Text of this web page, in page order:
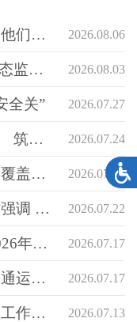
2026.08.06
申遗成功后的客运流动窗口，他们在全力守护
2026.08.03
景德镇开展“两客一危”企业动态监控专项执法行动
2026.07.27
全关”
2026.07.24
江西严查“两客一危”动态监控 筑牢道路运输安全防线
2026.07.22
景德镇机场连开三条新航线！覆盖三大区域核心城市！
2026.07.22
陈克龙主持召开书记专题会时强调 更加精准发现问题 有效推动解决问题
2026.07.17
市交通运输局召开局安委会2026年第三季度全体成员（扩大）会议
2026.07.17
市交通运输局召开全市基层交通运输执法领域突出问题专项整治工作推进会
2026.07.13
市中心城区交通枢纽综合管理工作专班召开应对台风“巴威”安全保障工作调度会